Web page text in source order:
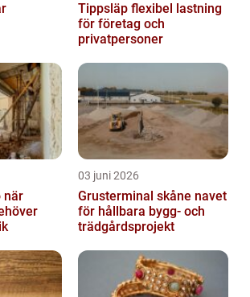
Tippsläp flexibel lastning
för företag och
privatpersoner
03 juni 2026
Grusterminal skåne navet
för hållbara bygg- och
trädgårdsprojekt